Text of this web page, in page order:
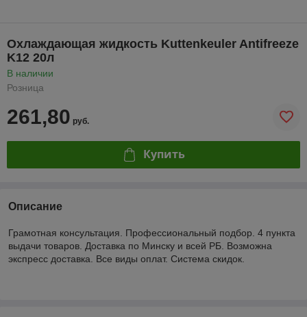
Охлаждающая жидкость Kuttenkeuler Antifreeze
K12 20л
В наличии
Розница
261,80 руб.
Купить
Описание
Грамотная консультация. Профессиональный подбор. 4 пункта
выдачи товаров. Доставка по Минску и всей РБ. Возможна
экспресс доставка. Все виды оплат. Система скидок.